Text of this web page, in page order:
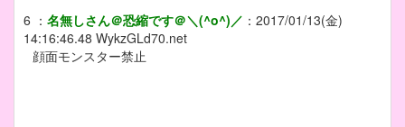
6 ： 名無しさん＠恐縮です＠＼(^o^)／ ： 2017/01/13(金)
14:16:46.48 WykzGLd70.net
顔面モンスター禁止